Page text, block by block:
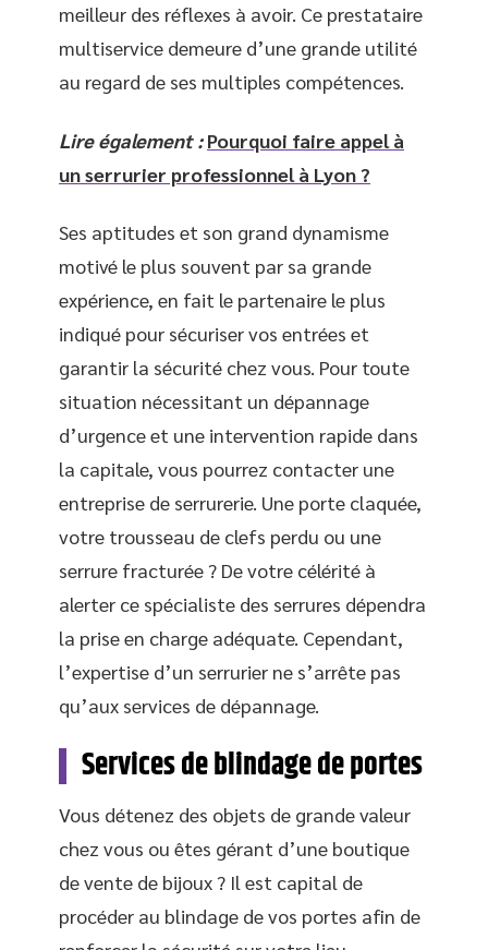
meilleur des réflexes à avoir. Ce prestataire
multiservice demeure d’une grande utilité
au regard de ses multiples compétences.
Lire également : Pourquoi faire appel à
un serrurier professionnel à Lyon ?
Ses aptitudes et son grand dynamisme
motivé le plus souvent par sa grande
expérience, en fait le partenaire le plus
indiqué pour sécuriser vos entrées et
garantir la sécurité chez vous. Pour toute
situation nécessitant un dépannage
d’urgence et une intervention rapide dans
la capitale, vous pourrez contacter une
entreprise de serrurerie. Une porte claquée,
votre trousseau de clefs perdu ou une
serrure fracturée ? De votre célérité à
alerter ce spécialiste des serrures dépendra
la prise en charge adéquate. Cependant,
l’expertise d’un serrurier ne s’arrête pas
qu’aux services de dépannage.
Services de blindage de portes
Vous détenez des objets de grande valeur
chez vous ou êtes gérant d’une boutique
de vente de bijoux ? Il est capital de
procéder au blindage de vos portes afin de